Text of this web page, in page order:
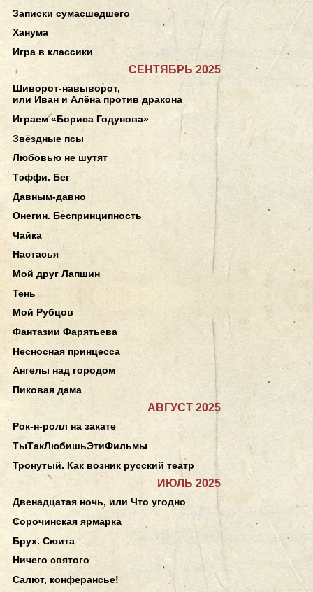
Записки сумасшедшего
Ханума
Игра в классики
СЕНТЯБРЬ 2025
Шиворот-навыворот,
или Иван и Алёна против дракона
Играем «Бориса Годунова»
Звёздные псы
Любовью не шутят
Тэффи. Бег
Давным-давно
Онегин. Беспринципность
Чайка
Настасья
Мой друг Лапшин
Тень
Мой Рубцов
Фантазии Фарятьева
Несносная принцесса
Ангелы над городом
Пиковая дама
АВГУСТ 2025
Рок-н-ролл на закате
ТыТакЛюбишьЭтиФильмы
Тронутый. Как возник русский театр
ИЮЛЬ 2025
Двенадцатая ночь, или Что угодно
Сорочинская ярмарка
Брух. Сюита
Ничего святого
Салют, конферансье!